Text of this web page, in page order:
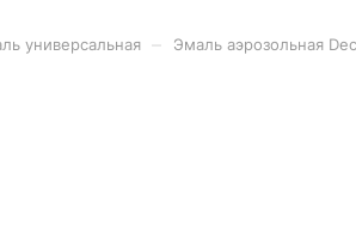
универсальная
Эмаль аэрозольная
RAL3005